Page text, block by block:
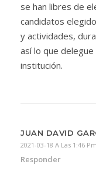
se han libres de
candidatos
y actividades,
así lo que
institución.
JUAN DAVID
2021-03-18 A Las 1:46 Pm
Responder